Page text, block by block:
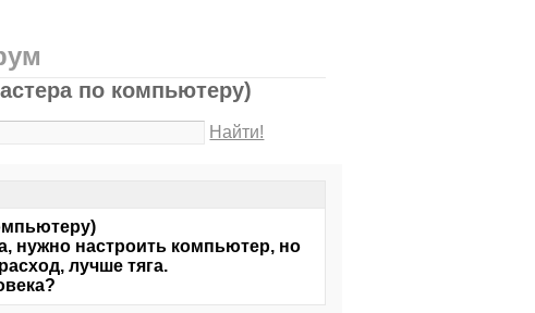
по компьютеру)
Найти!
нужно настроить компьютер, но
лучше тяга.